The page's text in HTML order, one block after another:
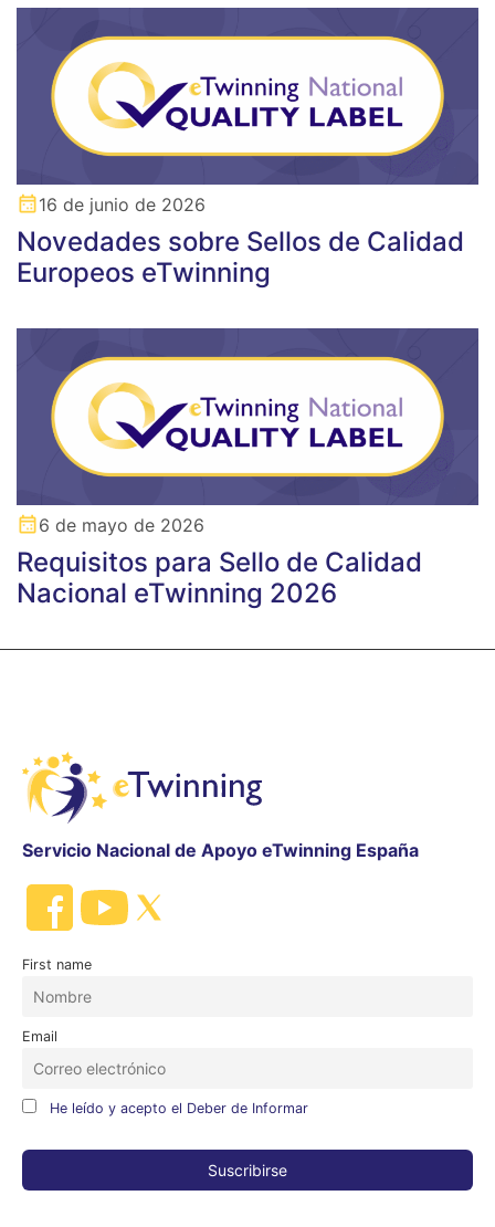
16 de junio de 2026
Novedades sobre Sellos de Calidad
Europeos eTwinning
6 de mayo de 2026
Requisitos para Sello de Calidad
Nacional eTwinning 2026
Servicio Nacional de Apoyo eTwinning España
First name
Email
He leído y acepto el Deber de Informar